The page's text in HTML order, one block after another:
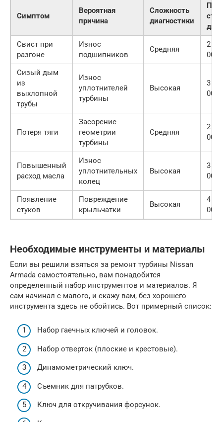
Симптом
Вероятная
причина
Сложность
диагностики
Свист при
разгоне
Износ
подшипников
Средняя
2
000
Сизый дым
из
выхлопной
трубы
Износ
уплотнителей
турбины
Высокая
3
000
Потеря тяги
Засорение
геометрии
турбины
Средняя
2
000
Повышенный
расход масла
Износ
уплотнительных
колец
Высокая
3
000
Появление
стуков
Повреждение
крыльчатки
Высокая
4
000
Необходимые инструменты и материалы
Если вы решили взяться за ремонт турбины Nissan
Armada самостоятельно, вам понадобится
определенный набор инструментов и материалов. Я
сам начинал с малого, и скажу вам, без хорошего
инструмента здесь не обойтись. Вот примерный список:
Набор гаечных ключей и головок.
Набор отверток (плоские и крестовые).
Динамометрический ключ.
Съемник для патрубков.
Ключ для откручивания форсунок.